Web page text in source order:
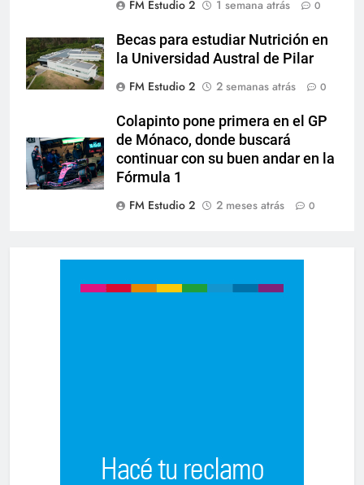
FM Estudio 2 1 semana atrás 0
Becas para estudiar Nutrición en
la Universidad Austral de Pilar
FM Estudio 2
2 semanas atrás 0
Colapinto pone primera en el GP
de Mónaco, donde buscará
continuar con su buen andar en la
Fórmula 1
FM Estudio 2
2 meses atrás 0